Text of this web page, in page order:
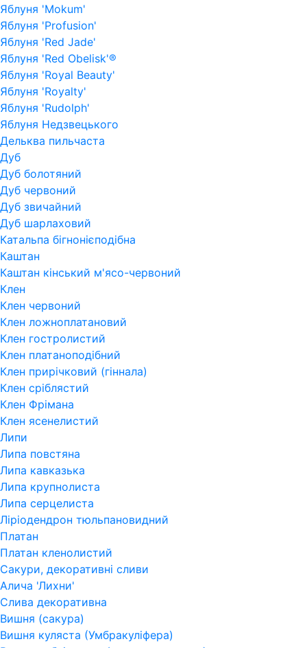
Яблуня 'Mokum'
Яблуня 'Profusion'
Яблуня 'Red Jade'
Яблуня 'Red Obelisk'®
Яблуня 'Royal Beauty'
Яблуня 'Royalty'
Яблуня 'Rudolph'
Яблуня Недзвецького
Дельква пильчаста
Дуб
Дуб болотяний
Дуб червоний
Дуб звичайний
Дуб шарлаховий
Катальпа бігнонієподібна
Каштан
Каштан кінський м'ясо-червоний
Клен
Клен червоний
Клен ложноплатановий
Клен гостролистий
Клен платаноподібний
Клен прирічковий (гіннала)
Клен сріблястий
Клен Фрімана
Клен ясенелистий
Липи
Липа повстяна
Липа кавказька
Липа крупнолиста
Липа серцелиста
Ліріодендрон тюльпановидний
Платан
Платан кленолистий
Сакури, декоративні сливи
Алича 'Лихни'
Слива декоративна
Вишня (сакура)
Вишня куляста (Умбракуліфера)